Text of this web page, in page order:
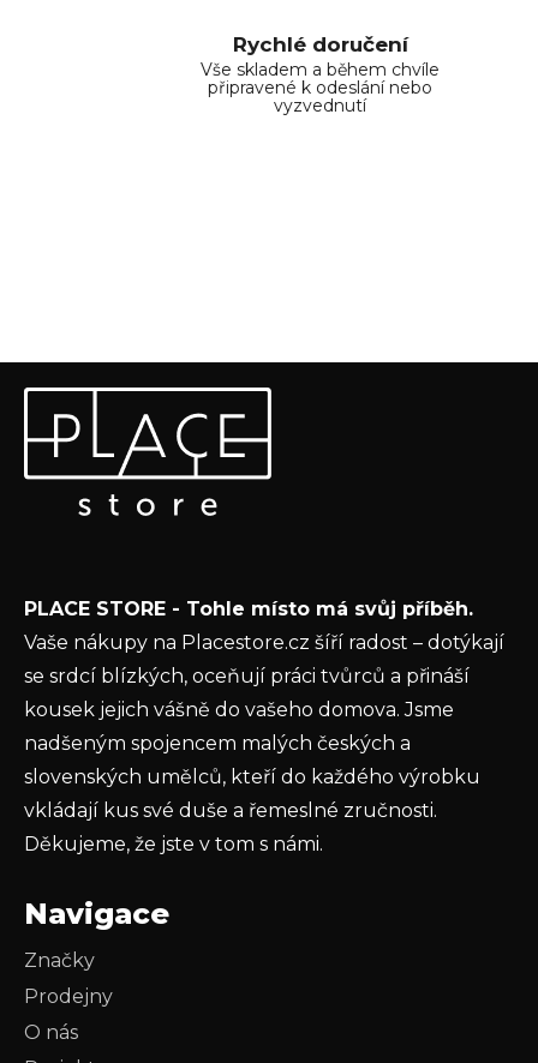
Rychlé doručení
Vše skladem a během chvíle
připravené k odeslání nebo
vyzvednutí
Odebírat newsletter
Vložte svůj e-mail a my vám budeme zasílat informace o
nových produktech na našem e-shopu.
ochrany osobních údajů
PŘIHLÁSIT SE
PLACE STORE - Tohle místo má svůj příběh.
Vaše nákupy na Placestore.cz šíří radost – dotýkají
se srdcí blízkých, oceňují práci tvůrců a přináší
kousek jejich vášně do vašeho domova. Jsme
nadšeným spojencem malých českých a
slovenských umělců, kteří do každého výrobku
vkládají kus své duše a řemeslné zručnosti.
Děkujeme, že jste v tom s námi.
Navigace
Značky
Prodejny
O nás